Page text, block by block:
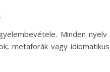
Minden
metaforák vagy